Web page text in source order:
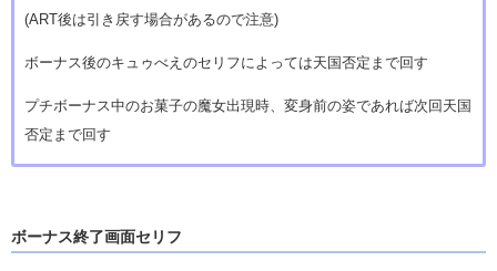
(ART後は引き戻す場合があるので注意)
ボーナス後のキュゥべえのセリフによっては天国否定まで回す
プチボーナス中のお菓子の魔女出現時、変身前の姿であれば次回天国
否定まで回す
ボーナス終了画面セリフ